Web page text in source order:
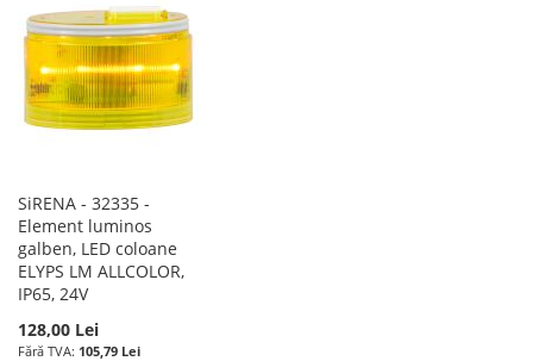
SiRENA - 32335 -
Element luminos
galben, LED coloane
ELYPS LM ALLCOLOR,
IP65, 24V
128,00 Lei
105,79 Lei